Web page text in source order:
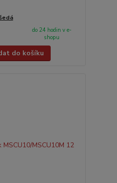
do 24 hodin v e-
shopu
do košíku